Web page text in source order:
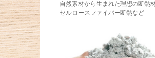
自然素材から生まれた理想の断熱
セルロースファイバー断熱など